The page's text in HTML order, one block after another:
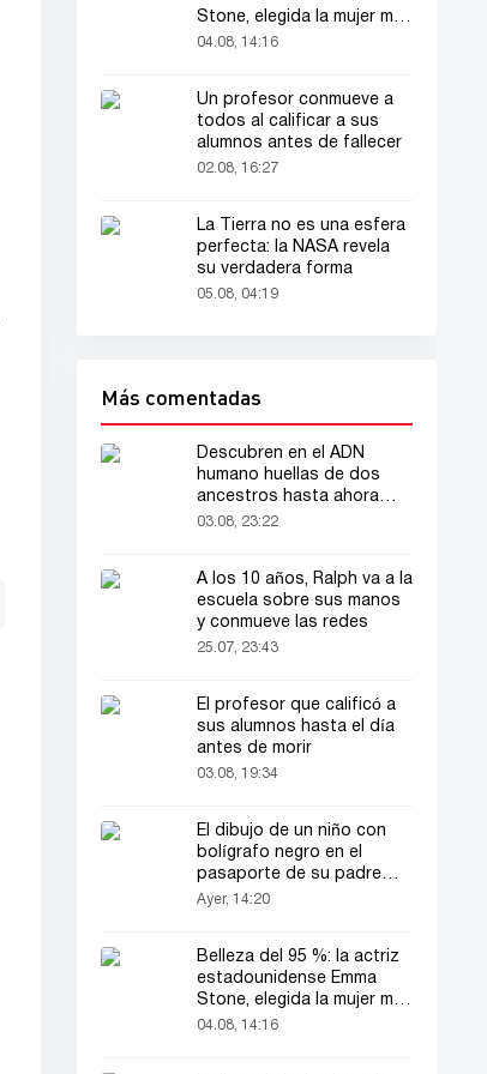
Stone, elegida la mujer más
bella del mundo
04.08, 14:16
Un profesor conmueve a
todos al calificar a sus
alumnos antes de fallecer
02.08, 16:27
La Tierra no es una esfera
perfecta: la NASA revela
su verdadera forma
05.08, 04:19
Más comentadas
Descubren en el ADN
humano huellas de dos
ancestros hasta ahora
desconocidos
03.08, 23:22
A los 10 años, Ralph va a la
escuela sobre sus manos
y conmueve las redes
25.07, 23:43
El profesor que calificó a
sus alumnos hasta el día
antes de morir
03.08, 19:34
El dibujo de un niño con
bolígrafo negro en el
pasaporte de su padre
llamó la atención de todos
Ayer, 14:20
Belleza del 95 %: la actriz
estadounidense Emma
Stone, elegida la mujer más
bella del mundo
04.08, 14:16